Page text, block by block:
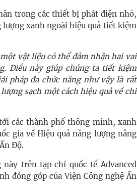
trong các thiết bị phát điện nhỏ,
xanh ngoài hiệu quả tiết kiệm
vật liệu có thể đảm nhận hai vai
Điều này giúp chúng ta tiết kiệm
pháp đa chức năng như vậy là rất
sạch một cách hiệu quả về chi
các thành phố thông minh, xanh
gia về Hiệu quả năng lượng nâng
Độ.
trên tạp chí quốc tế Advanced
đóng góp của Viện Công nghệ Ấn